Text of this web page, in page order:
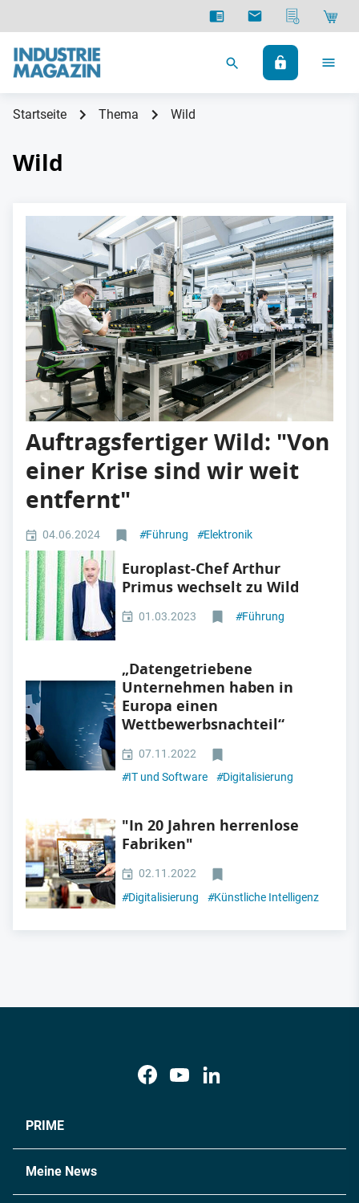
Startseite Thema Wild
Wild
Auftragsfertiger Wild: "Von
einer Krise sind wir weit
entfernt"
04.06.2024 #Führung #Elektronik
Europlast-Chef Arthur
Primus wechselt zu Wild
01.03.2023 #Führung
„Datengetriebene
Unternehmen haben in
Europa einen
Wettbewerbsnachteil“
07.11.2022
#IT und Software #Digitalisierung
"In 20 Jahren herrenlose
Fabriken"
02.11.2022
#Digitalisierung #Künstliche Intelligenz
PRIME
Meine News